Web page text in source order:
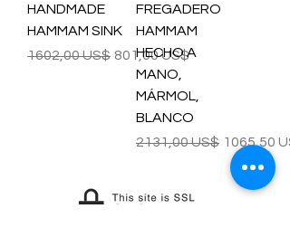
HANDMADE
HAMMAM SINK
Precio
1602,00 US$ Precio de oferta
801,00 US$
FREGADERO
HAMMAM
HECHO A
MANO,
MÁRMOL,
BLANCO
Precio
2131,00 US$ Precio de
1065,50